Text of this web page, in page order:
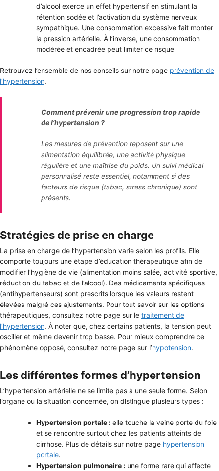
d’alcool exerce un effet hypertensif en stimulant la
rétention sodée et l’activation du système nerveux
sympathique. Une consommation excessive fait monter
la pression artérielle. À l’inverse, une consommation
modérée et encadrée peut limiter ce risque.
Retrouvez l’ensemble de nos conseils sur notre page prévention de
l’hypertension.
Comment prévenir une progression trop rapide
de l’hypertension ?
Les mesures de prévention reposent sur une
alimentation équilibrée, une activité physique
régulière et une maîtrise du poids. Un suivi médical
personnalisé reste essentiel, notamment si des
facteurs de risque (tabac, stress chronique) sont
présents.
Stratégies de prise en charge
La prise en charge de l’hypertension varie selon les profils. Elle
comporte toujours une étape d’éducation thérapeutique afin de
modifier l’hygiène de vie (alimentation moins salée, activité sportive,
réduction du tabac et de l’alcool). Des médicaments spécifiques
(antihypertenseurs) sont prescrits lorsque les valeurs restent
élevées malgré ces ajustements. Pour tout savoir sur les options
thérapeutiques, consultez notre page sur le traitement de
l’hypertension. À noter que, chez certains patients, la tension peut
osciller et même devenir trop basse. Pour mieux comprendre ce
phénomène opposé, consultez notre page sur l’hypotension.
Les différentes formes d’hypertension
L’hypertension artérielle ne se limite pas à une seule forme. Selon
l’organe ou la situation concernée, on distingue plusieurs types :
Hypertension portale : elle touche la veine porte du foie
et se rencontre surtout chez les patients atteints de
cirrhose. Plus de détails sur notre page hypertension
portale.
Hypertension pulmonaire : une forme rare qui affecte